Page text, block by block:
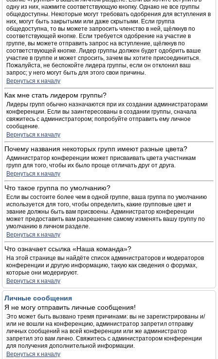
одну из них, нажмите соответствующую кнопку. Однако не все группы
общедоступны. Некоторые могут требовать одобрения для вступления в
них, могут быть закрытыми или даже скрытыми. Если группа
общедоступна, то вы можете запросить членство в ней, щёлкнув по
соответствующей кнопке. Если требуется одобрение на участие в
группе, вы можете отправить запрос на вступление, щёлкнув по
соответствующей кнопке. Лидер группы должен будет одобрить ваше
участие в группе и может спросить, зачем вы хотите присоединиться.
Пожалуйста, не беспокойте лидера группы, если он отклонил ваш
запрос; у него могут быть для этого свои причины.
Вернуться к началу
Как мне стать лидером группы?
Лидеры групп обычно назначаются при их создании администраторами
конференции. Если вы заинтересованы в создании группы, сначала
свяжитесь с администратором; попробуйте отправить ему личное
сообщение.
Вернуться к началу
Почему названия некоторых групп имеют разные цвета?
Администратор конференции может присваивать цвета участникам
групп для того, чтобы их было проще отличать друг от друга.
Вернуться к началу
Что такое группа по умолчанию?
Если вы состоите более чем в одной группе, ваша группа по умолчанию
используется для того, чтобы определить, какие групповые цвет и
звание должны быть вам присвоены. Администратор конференции
может предоставить вам разрешение самому изменять вашу группу по
умолчанию в личном разделе.
Вернуться к началу
Что означает ссылка «Наша команда»?
На этой странице вы найдёте список администраторов и модераторов
конференции и другую информацию, такую как сведения о форумах,
которые они модерируют.
Вернуться к началу
Личные сообщения
Я не могу отправить личные сообщения!
Это может быть вызвано тремя причинами: вы не зарегистрированы и/
или не вошли на конференцию, администратор запретил отправку
личных сообщений на всей конференции или же администратор
запретил это вам лично. Свяжитесь с администратором конференции
для получения дополнительной информации.
Вернуться к началу